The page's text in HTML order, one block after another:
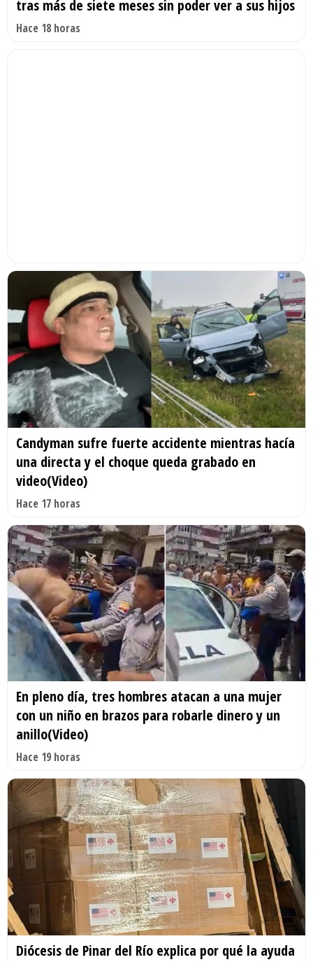
tras más de siete meses sin poder ver a sus hijos
Hace 18 horas
Candyman sufre fuerte accidente mientras hacía
una directa y el choque queda grabado en
video(Video)
Hace 17 horas
En pleno día, tres hombres atacan a una mujer
con un niño en brazos para robarle dinero y un
anillo(Video)
Hace 19 horas
Diócesis de Pinar del Río explica por qué la ayuda